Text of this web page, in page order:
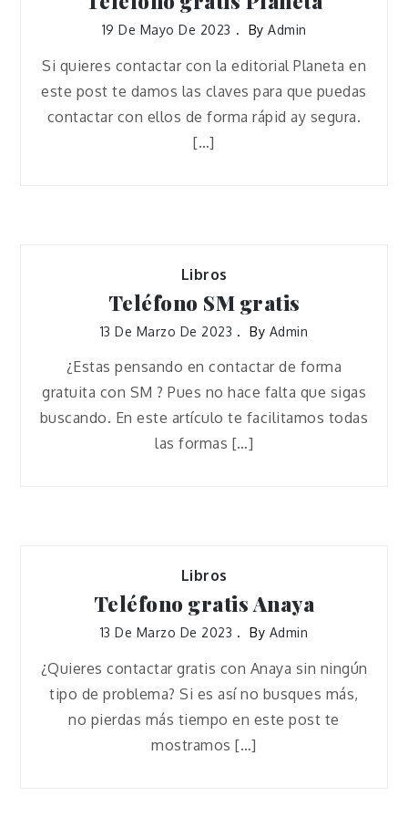
19 De Mayo De 2023 By Admin
Si quieres contactar con la editorial Planeta en
este post te damos las claves para que puedas
contactar con ellos de forma rápid ay segura.
[…]
Libros
Teléfono SM gratis
13 De Marzo De 2023 By Admin
¿Estas pensando en contactar de forma
gratuita con SM ? Pues no hace falta que sigas
buscando. En este artículo te facilitamos todas
las formas […]
Libros
Teléfono gratis Anaya
13 De Marzo De 2023 By Admin
¿Quieres contactar gratis con Anaya sin ningún
tipo de problema? Si es así no busques más,
no pierdas más tiempo en este post te
mostramos […]